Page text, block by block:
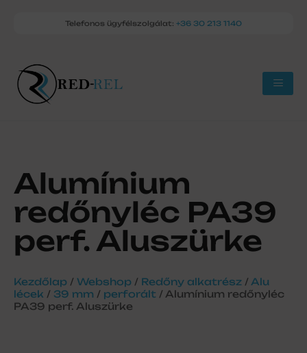
Telefonos ügyfélszolgálat: +36 30 213 1140
Alumínium
redőnyléc PA39
perf. Aluszürke
Kezdőlap / Webshop / Redőny alkatrész / Alu
lécek / 39 mm / perforált / Alumínium redőnyléc
PA39 perf. Aluszürke